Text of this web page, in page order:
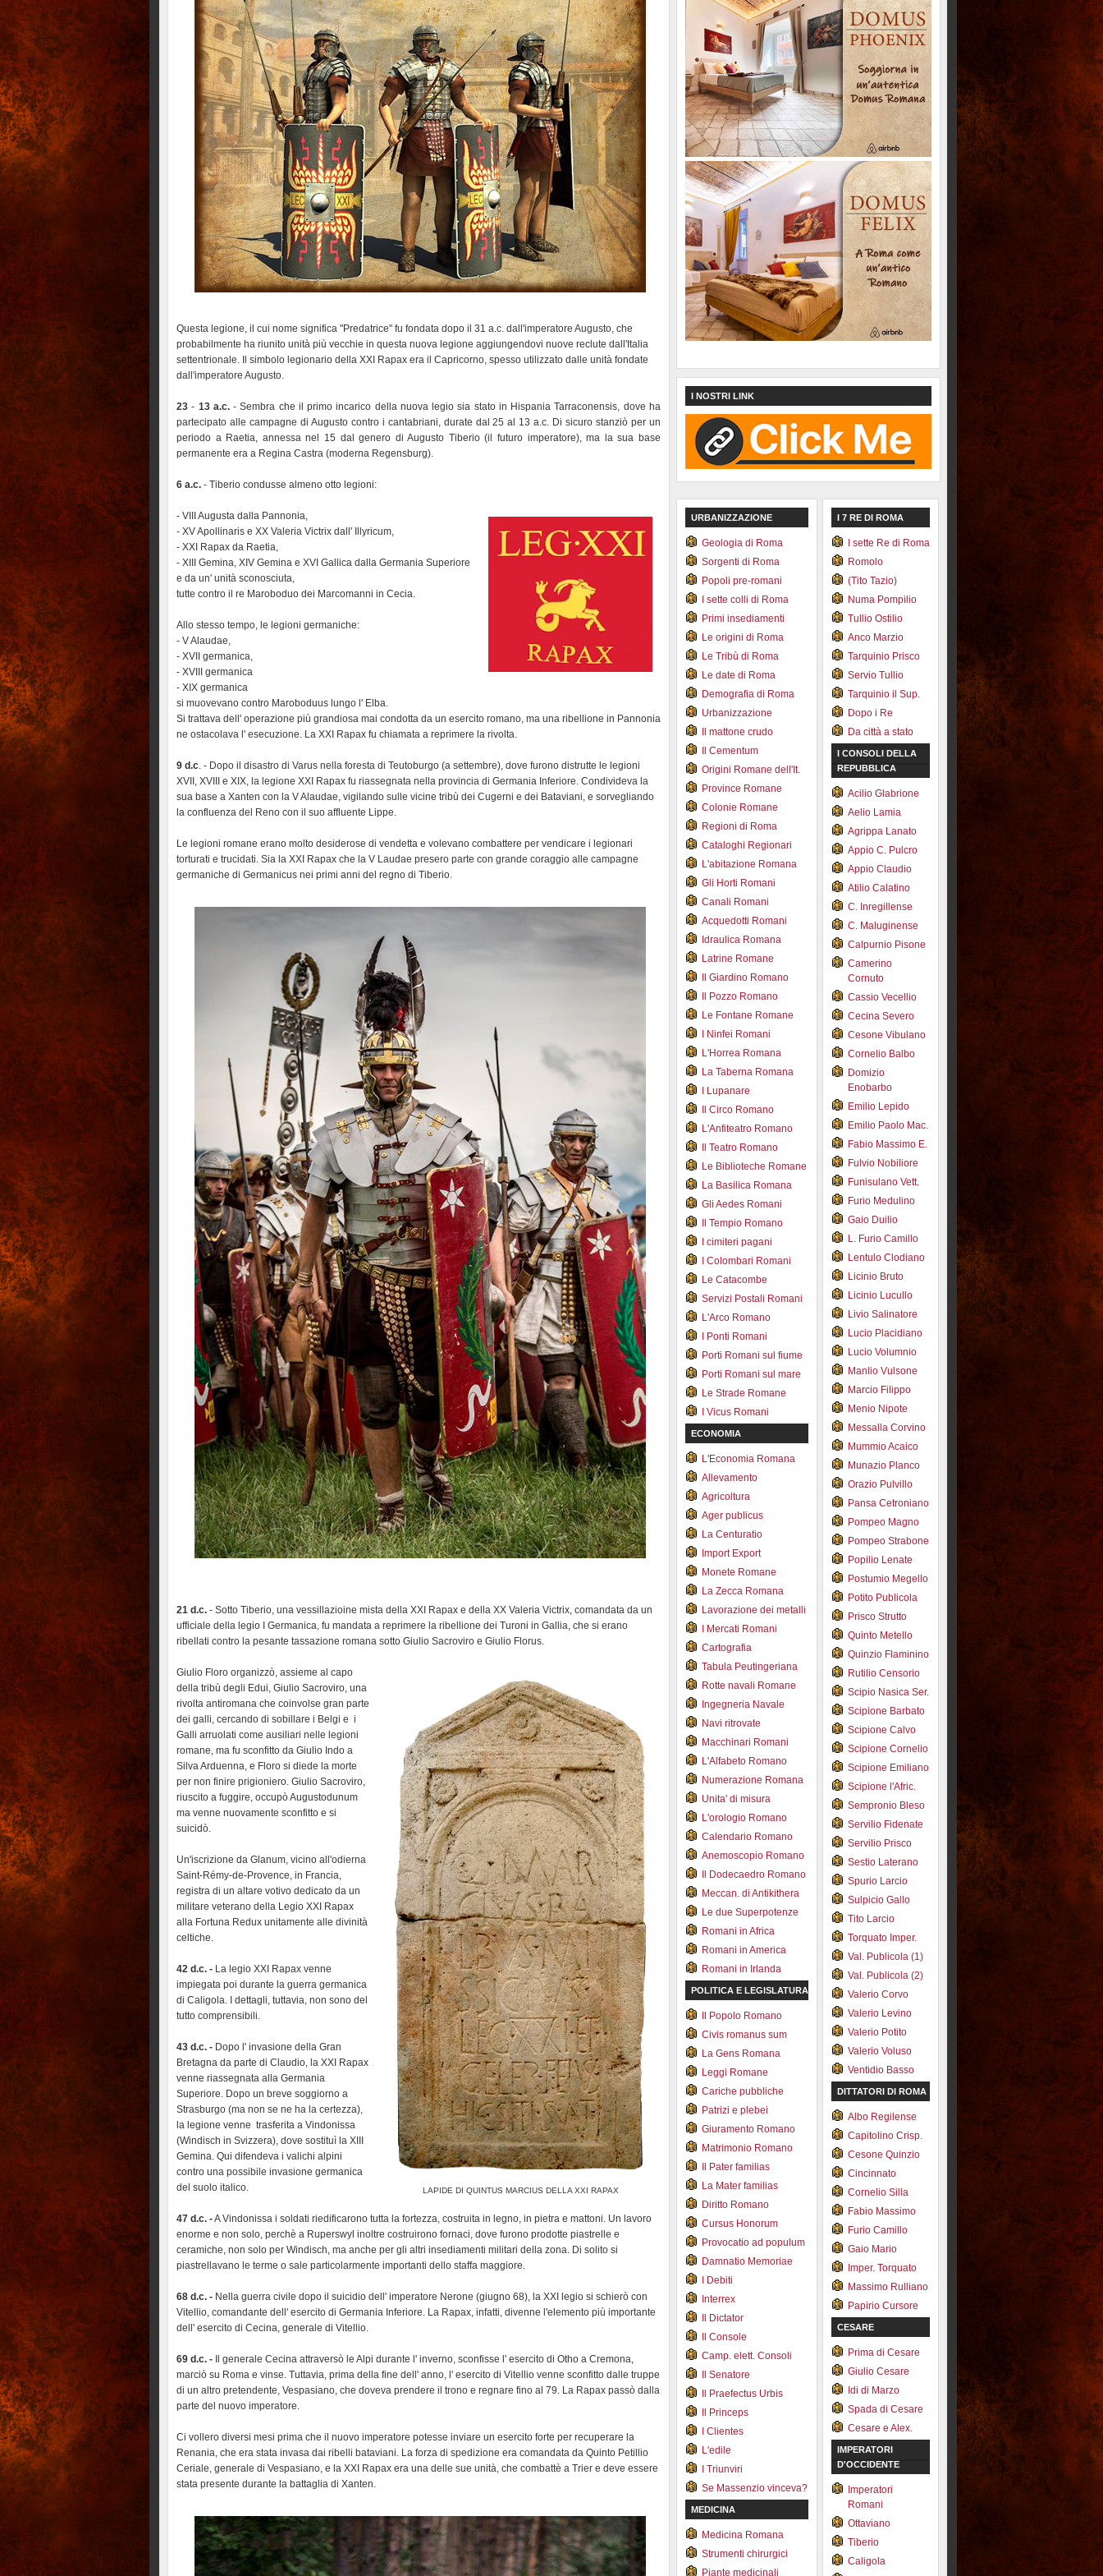
Questa legione, il cui nome significa "Predatrice" fu fondata dopo il 31 a.c. dall'imperatore Augusto, che
probabilmente ha riunito unità più vecchie in questa nuova legione aggiungendovi nuove reclute dall'Italia
settentrionale.
Il simbolo legionario della XXI Rapax era il Capricorno, spesso utilizzato dalle unità fondate
dall'imperatore Augusto.
23- 13 a.c.- Sembra che il primo incarico della nuova legio sia stato in Hispania Tarraconensis, dove ha
partecipato alle campagne di Augusto contro i cantabriani, durate dal 25 al 13 a.c. Di sicuro stanziò per un
periodo a Raetia, annessa nel 15 dal genero di Augusto Tiberio (il futuro imperatore), ma la sua base
permanente era a Regina Castra (moderna Regensburg).
6 a.c. - Tiberio condusse almeno otto legioni:
- VIII Augusta dalla Pannonia,
- XV Apollinaris e XX Valeria Victrix dall' Illyricum,
- XXI Rapax da Raetia,
- XIII Gemina, XIV Gemina e XVI Gallica dalla Germania Superiore
e da un' unità sconosciuta,
tutte contro il re Maroboduo dei Marcomanni in Cecia.
Allo stesso tempo, le legioni germaniche:
- V Alaudae,
- XVII germanica,
- XVIII germanica
- XIX germanica
si muovevano contro Maroboduus lungo l' Elba.
Si trattava dell' operazione più grandiosa mai condotta da un esercito romano, ma una ribellione in Pannonia
ne ostacolava l' esecuzione. La XXI Rapax fu chiamata a reprimere la rivolta.
9 d.c. - Dopo il disastro di Varus nella foresta di Teutoburgo (a settembre), dove furono distrutte le legioni
XVII, XVIII e XIX, la legione XXI Rapax fu riassegnata nella provincia di Germania Inferiore. Condivideva la
sua base a Xanten con la V Alaudae, vigilando sulle vicine tribù dei Cugerni e dei Bataviani, e sorvegliando
la confluenza del Reno con il suo affluente Lippe.
Le legioni romane erano molto desiderose di vendetta e volevano combattere per vendicare i legionari
torturati e trucidati. Sia la XXI Rapax che la V Laudae presero parte con grande coraggio alle campagne
germaniche di Germanicus nei primi anni del regno di Tiberio.
21 d.c. - Sotto Tiberio, una vessillazioine mista della XXI Rapax e della XX Valeria Victrix, comandata da un
ufficiale della legio I Germanica, fu mandata a reprimere la ribellione dei Turoni in Gallia, che si erano
ribellati contro la pesante tassazione romana sotto Giulio Sacroviro e Giulio Florus.
LAPIDE DI QUINTUS MARCIUS DELLA XXI RAPAX
Giulio Floro organizzò, assieme al capo
della tribù degli Edui, Giulio Sacroviro, una
rivolta antiromana che coinvolse gran parte
dei galli, cercando di sobillare i Belgi e i
Galli arruolati come ausiliari nelle legioni
romane, ma fu sconfitto da Giulio Indo a
Silva Arduenna, e Floro si diede la morte
per non finire prigioniero. Giulio Sacroviro,
riuscito a fuggire, occupò Augustodunum
ma venne nuovamente sconfitto e si
suicidò.
Un'iscrizione da Glanum, vicino all'odierna
Saint-Rémy-de-Provence, in Francia,
registra di un altare votivo dedicato da un
militare veterano della Legio XXI Rapax
alla Fortuna Redux unitamente alle divinità
celtiche.
42 d.c. - La legio XXI Rapax venne
impiegata poi durante la guerra germanica
di Caligola. I dettagli, tuttavia, non sono del
tutto comprensibili.
43 d.c. - Dopo l' invasione della Gran
Bretagna da parte di Claudio, la XXI Rapax
venne riassegnata alla Germania
Superiore. Dopo un breve soggiorno a
Strasburgo (ma non se ne ha la certezza),
la legione venne trasferita a Vindonissa
(Windisch in Svizzera), dove sostituì la XIII
Gemina. Qui difendeva i valichi alpini
contro una possibile invasione germanica
del suolo italico.
47 d.c. -A Vindonissa i soldati riedificarono tutta la fortezza, costruita in legno, in pietra e mattoni. Un lavoro
enorme e non solo, perchè a Ruperswyl inoltre costruirono fornaci, dove furono prodotte piastrelle e
ceramiche, non solo per Windisch, ma anche per gli altri insediamenti militari della zona. Di solito si
piastrellavano le terme o sale particolarmente importanti dello staffa maggiore.
68 d.c. - Nella guerra civile dopo il suicidio dell' imperatore Nerone (giugno 68), la XXI legio si schierò con
Vitellio, comandante dell' esercito di Germania Inferiore. La Rapax, infatti, divenne l'elemento più importante
dell' esercito di Cecina, generale di Vitellio.
69 d.c. - Il generale Cecina attraversò le Alpi durante l' inverno, sconfisse l' esercito di Otho a Cremona,
marciò su Roma e vinse. Tuttavia, prima della fine dell' anno, l' esercito di Vitellio venne sconfitto dalle truppe
di un altro pretendente, Vespasiano, che doveva prendere il trono e regnare fino al 79. La Rapax passò dalla
parte del nuovo imperatore.
Ci vollero diversi mesi prima che il nuovo imperatore potesse inviare un esercito forte per recuperare la
Renania, che era stata invasa dai ribelli bataviani. La forza di spedizione era comandata da Quinto Petillio
Ceriale, generale di Vespasiano, e la XXI Rapax era una delle sue unità, che combattè a Trier e deve essere
stata presente durante la battaglia di Xanten.
I NOSTRI LINK
URBANIZZAZIONE
Geologia di Roma
Sorgenti di Roma
Popoli pre-romani
I sette colli di Roma
Primi insediamenti
Le origini di Roma
Le Tribù di Roma
Le date di Roma
Demografia di Roma
Urbanizzazione
Il mattone crudo
Il Cementum
Origini Romane dell'It.
Province Romane
Colonie Romane
Regioni di Roma
Cataloghi Regionari
L'abitazione Romana
Gli Horti Romani
Canali Romani
Acquedotti Romani
Idraulica Romana
Latrine Romane
Il Giardino Romano
Il Pozzo Romano
Le Fontane Romane
I Ninfei Romani
L'Horrea Romana
La Taberna Romana
I Lupanare
Il Circo Romano
L'Anfiteatro Romano
Il Teatro Romano
Le Biblioteche Romane
La Basilica Romana
Gli Aedes Romani
Il Tempio Romano
I cimiteri pagani
I Colombari Romani
Le Catacombe
Servizi Postali Romani
L'Arco Romano
I Ponti Romani
Porti Romani sul fiume
Porti Romani sul mare
Le Strade Romane
I Vicus Romani
ECONOMIA
L'Economia Romana
Allevamento
Agricoltura
Ager publicus
La Centuratio
Import Export
Monete Romane
La Zecca Romana
Lavorazione dei metalli
I Mercati Romani
Cartografia
Tabula Peutingeriana
Rotte navali Romane
Ingegneria Navale
Navi ritrovate
Macchinari Romani
L'Alfabeto Romano
Numerazione Romana
Unita' di misura
L'orologio Romano
Calendario Romano
Anemoscopio Romano
Il Dodecaedro Romano
Meccan. di Antikithera
Le due Superpotenze
Romani in Africa
Romani in America
Romani in Irlanda
POLITICA E LEGISLATURA
Il Popolo Romano
Civis romanus sum
La Gens Romana
Leggi Romane
Cariche pubbliche
Patrizi e plebei
Giuramento Romano
Matrimonio Romano
Il Pater familias
La Mater familias
Diritto Romano
Cursus Honorum
Provocatio ad populum
Damnatio Memoriae
I Debiti
Interrex
Il Dictator
Il Console
Camp. elett. Consoli
Il Senatore
Il Praefectus Urbis
Il Princeps
I Clientes
L'edile
I Triunviri
Se Massenzio vinceva?
MEDICINA
Medicina Romana
Strumenti chirurgici
Piante medicinali
I 7 RE DI ROMA
I sette Re di Roma
Romolo
(Tito Tazio)
Numa Pompilio
Tullio Ostilio
Anco Marzio
Tarquinio Prisco
Servio Tullio
Tarquinio il Sup.
Dopo i Re
Da città a stato
I CONSOLI DELLA
REPUBBLICA
Acilio Glabrione
Aelio Lamia
Agrippa Lanato
Appio C. Pulcro
Appio Claudio
Atilio Calatino
C. Inregillense
C. Maluginense
Calpurnio Pisone
Camerino
Cornuto
Cassio Vecellio
Cecina Severo
Cesone Vibulano
Cornelio Balbo
Domizio
Enobarbo
Emilio Lepido
Emilio Paolo Mac.
Fabio Massimo E.
Fulvio Nobiliore
Funisulano Vett.
Furio Medulino
Gaio Duilio
L. Furio Camillo
Lentulo Clodiano
Licinio Bruto
Licinio Lucullo
Livio Salinatore
Lucio Placidiano
Lucio Volumnio
Manlio Vulsone
Marcio Filippo
Menio Nipote
Messalla Corvino
Mummio Acaico
Munazio Planco
Orazio Pulvillo
Pansa Cetroniano
Pompeo Magno
Pompeo Strabone
Popilio Lenate
Postumio Megello
Potito Publicola
Prisco Strutto
Quinto Metello
Quinzio Flaminino
Rutilio Censorio
Scipio Nasica Ser.
Scipione Barbato
Scipione Calvo
Scipione Cornelio
Scipione Emiliano
Scipione l'Afric.
Sempronio Bleso
Servilio Fidenate
Servilio Prisco
Sestio Laterano
Spurio Larcio
Sulpicio Gallo
Tito Larcio
Torquato Imper.
Val. Publicola (1)
Val. Publicola (2)
Valerio Corvo
Valerio Levino
Valerio Potito
Valerio Voluso
Ventidio Basso
DITTATORI DI ROMA
Albo Regilense
Capitolino Crisp.
Cesone Quinzio
Cincinnato
Cornelio Silla
Fabio Massimo
Furio Camillo
Gaio Mario
Imper. Torquato
Massimo Rulliano
Papirio Cursore
CESARE
Prima di Cesare
Giulio Cesare
Idi di Marzo
Spada di Cesare
Cesare e Alex.
IMPERATORI
D'OCCIDENTE
Imperatori
Romani
Ottaviano
Tiberio
Caligola